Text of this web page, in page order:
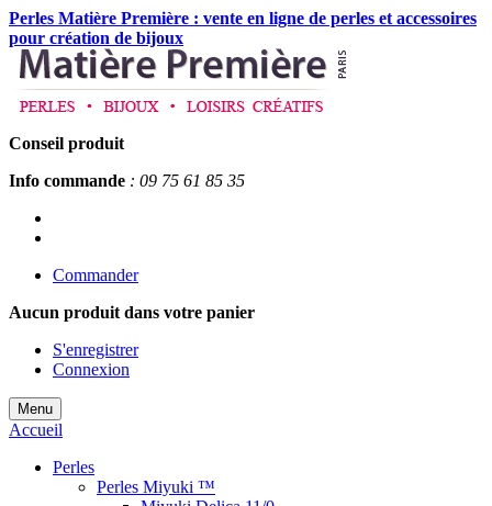
Perles Matière Première : vente en ligne de perles et accessoires
pour création de bijoux
Conseil produit
Info commande : 09 75 61 85 35
Commander
Aucun produit dans votre panier
S'enregistrer
Connexion
Menu
Accueil
Perles
Perles Miyuki ™